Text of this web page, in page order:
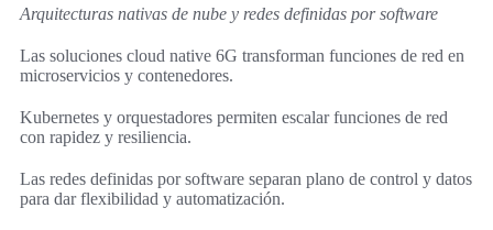
Arquitecturas nativas de nube y redes definidas por software
Las soluciones cloud native 6G transforman funciones de red en
microservicios y contenedores.
Kubernetes y orquestadores permiten escalar funciones de red
con rapidez y resiliencia.
Las redes definidas por software separan plano de control y datos
para dar flexibilidad y automatización.